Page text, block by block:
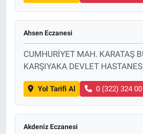
Ahsen Eczanesi
CUMHURİYET MAH. KARATAŞ
KARŞIYAKA DEVLET
Yol Tarifi Al 0 (322) 324
Akdeniz Eczanesi